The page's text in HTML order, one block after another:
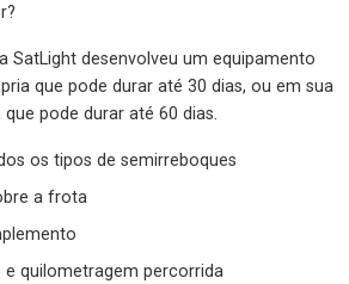
SatLight desenvolveu um equipamento
que pode durar até 30 dias, ou em sua
pode durar até 60 dias.
os tipos de semirreboques
a frota
e quilometragem percorrida